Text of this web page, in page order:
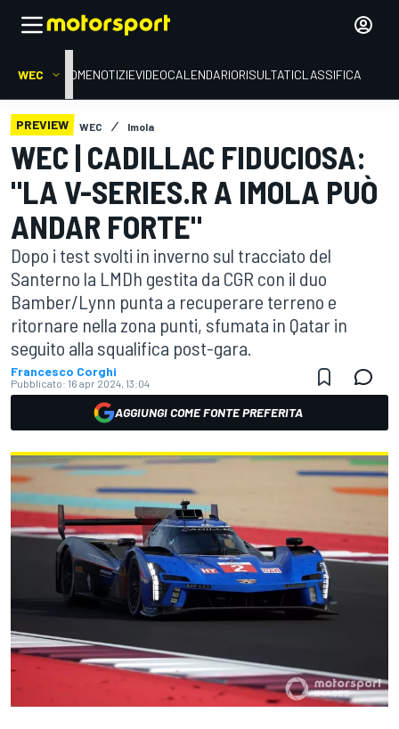
WEC HOMENOTIZIEVIDEOCALENDARIORISULTATICLASSIFICA
PREVIEW WEC Imola
WEC | CADILLAC FIDUCIOSA:
"LA V-SERIES.R A IMOLA PUÒ
ANDAR FORTE"
Dopo i test svolti in inverno sul tracciato del
Santerno la LMDh gestita da CGR con il duo
Bamber/Lynn punta a recuperare terreno e
ritornare nella zona punti, sfumata in Qatar in
seguito alla squalifica post-gara.
Francesco Corghi
Pubblicato: 16 apr 2024, 13:04
AGGIUNGI COME FONTE PREFERITA